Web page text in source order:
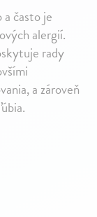
často je
alergií.
rady
a zároveň